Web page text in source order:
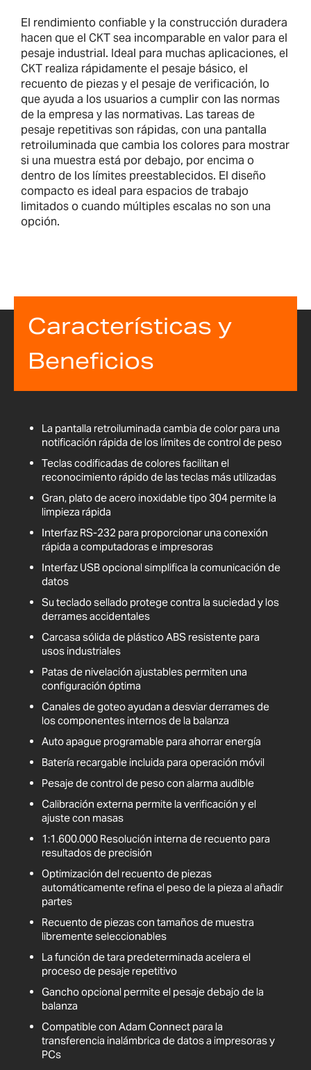
El rendimiento confiable y la construcción duradera
hacen que el CKT sea incomparable en valor para el
pesaje industrial. Ideal para muchas aplicaciones, el
CKT realiza rápidamente el pesaje básico, el
recuento de piezas y el pesaje de verificación, lo
que ayuda a los usuarios a cumplir con las normas
de la empresa y las normativas. Las tareas de
pesaje repetitivas son rápidas, con una pantalla
retroiluminada que cambia los colores para mostrar
si una muestra está por debajo, por encima o
dentro de los límites preestablecidos. El diseño
compacto es ideal para espacios de trabajo
limitados o cuando múltiples escalas no son una
opción.
Características y
Beneficios
La pantalla retroiluminada cambia de color para una
notificación rápida de los límites de control de peso
Teclas codificadas de colores facilitan el
reconocimiento rápido de las teclas más utilizadas
Gran, plato de acero inoxidable tipo 304 permite la
limpieza rápida
Interfaz RS-232 para proporcionar una conexión
rápida a computadoras e impresoras
Interfaz USB opcional simplifica la comunicación de
datos
Su teclado sellado protege contra la suciedad y los
derrames accidentales
Carcasa sólida de plástico ABS resistente para
usos industriales
Patas de nivelación ajustables permiten una
configuración óptima
Canales de goteo ayudan a desviar derrames de
los componentes internos de la balanza
Auto apague programable para ahorrar energía
Batería recargable incluida para operación móvil
Pesaje de control de peso con alarma audible
Calibración externa permite la verificación y el
ajuste con masas
1:1.600.000 Resolución interna de recuento para
resultados de precisión
Optimización del recuento de piezas
automáticamente refina el peso de la pieza al añadir
partes
Recuento de piezas con tamaños de muestra
libremente seleccionables
La función de tara predeterminada acelera el
proceso de pesaje repetitivo
Gancho opcional permite el pesaje debajo de la
balanza
Compatible con Adam Connect para la
transferencia inalámbrica de datos a impresoras y
PCs